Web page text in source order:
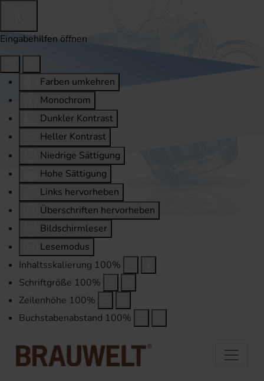
Eingabehilfen öffnen
Farben umkehren
Monochrom
Dunkler Kontrast
Heller Kontrast
Niedrige Sättigung
Hohe Sättigung
Links hervorheben
Überschriften hervorheben
Bildschirmleser
Lesemodus
Inhaltsskalierung 100%
Schriftgröße 100%
Zeilenhöhe 100%
Buchstabenabstand 100%